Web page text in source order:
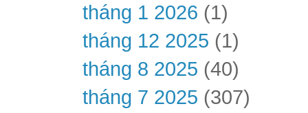
tháng 1 2026 (1)
tháng 12 2025 (1)
tháng 8 2025 (40)
tháng 7 2025 (307)